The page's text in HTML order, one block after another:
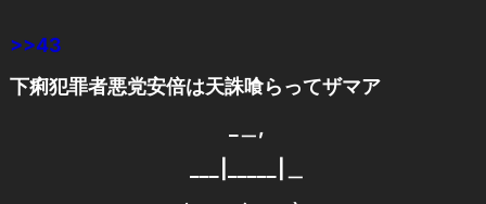
>>43
下痢犯罪者悪党安倍は天誅喰らってザマア
_＿,